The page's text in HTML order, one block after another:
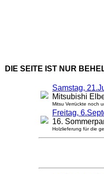
DIE SEITE IST NUR
Samstag,
Mitsubishi
Mitsu Verrückte noch
Freitag,
16.
Holzlieferung für die